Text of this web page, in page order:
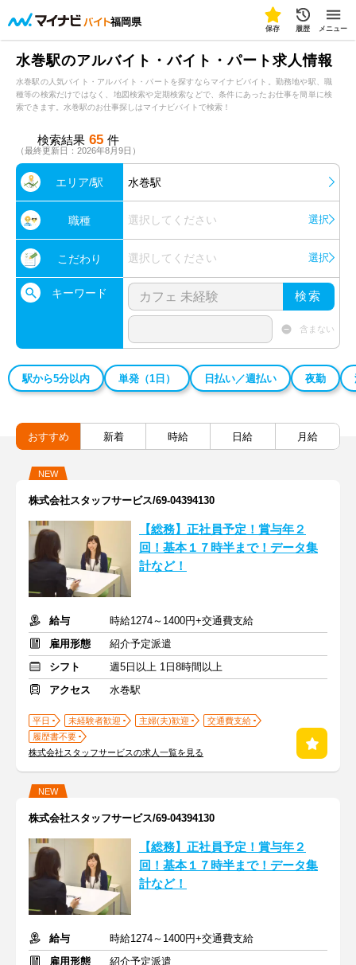
福岡県
保存 履歴 メニュー
水巻駅のアルバイト・バイト・パート求人情報
水巻駅の人気バイト・アルバイト・パートを探すならマイナビバイト。勤務地や駅、職
種等の検索だけではなく、地図検索や定期検索などで、条件にあったお仕事を簡単に検
索できます。水巻駅のお仕事探しはマイナビバイトで検索！
検索結果 65 件
（最終更新日：2026年8月9日）
エリア/駅 水巻駅
職種 選択してください 選択
こだわり 選択してください 選択
キーワード 検索
含まない
駅から5分以内 単発（1日） 日払い／週払い 夜勤
おすすめ 新着 時給 日給 月給
NEW
株式会社スタッフサービス/69-04394130
【総務】正社員予定！賞与年２
回！基本１７時半まで！データ集
計など！
給与
時給1274～1400円+交通費支給
雇用形態
紹介予定派遣
シフト
週5日以上 1日8時間以上
アクセス
水巻駅
平日 未経験者歓迎 主婦(夫)歓迎
交通費支給
履歴書不要
株式会社スタッフサービスの求人一覧を見る
NEW
株式会社スタッフサービス/69-04394130
【総務】正社員予定！賞与年２
回！基本１７時半まで！データ集
計など！
給与
時給1274～1400円+交通費支給
雇用形態
紹介予定派遣